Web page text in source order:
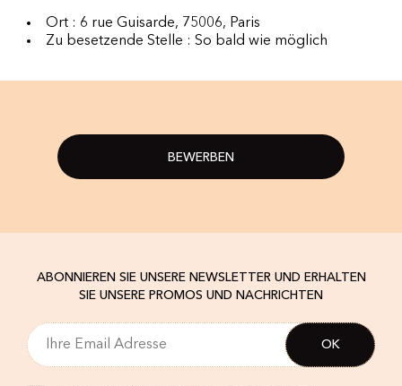
Ort : 6 rue Guisarde, 75006, Paris
Zu besetzende Stelle : So bald wie möglich
BEWERBEN
ABONNIEREN SIE UNSERE NEWSLETTER UND ERHALTEN
SIE UNSERE PROMOS UND NACHRICHTEN